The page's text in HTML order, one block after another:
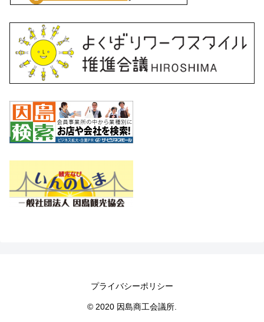
プライバシーポリシー
© 2020 因島商工会議所.